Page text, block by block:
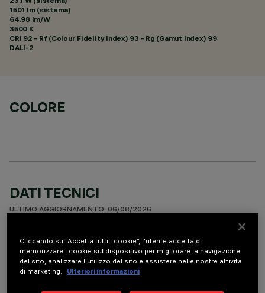
1501 lm (sistema)
64.98 lm/W
3500 K
CRI 92 - Rf (Colour Fidelity Index) 93 - Rg (Gamut Index) 99
DALI-2
COLORE
DATI TECNICI
ULTIMO AGGIORNAMENTO: 06/08/2026
DESCRIZIONE
Apparecchio miniaturizzato lineare ad incasso a 10 elementi
ottici per sorgenti LED - ottiche fisse. Nonostante le
Cliccando su “Accetta tutti i cookie”, l'utente accetta di
memorizzare i cookie sul dispositivo per migliorare la navigazione
del sito, analizzare l'utilizzo del sito e assistere nelle nostre attività
di marketing.
Ulteriori informazioni